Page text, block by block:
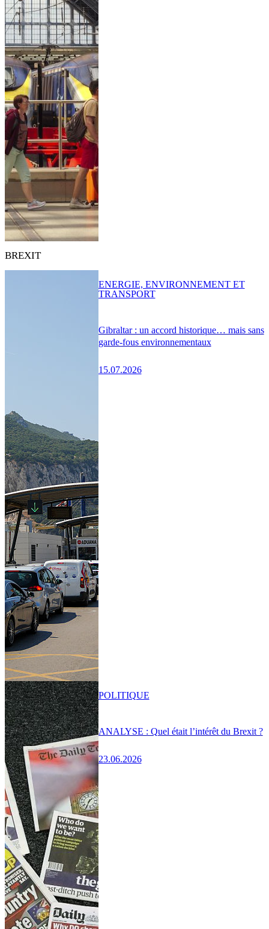
BREXIT
Gibraltar : un accord historique… mais sans
garde-fous environnementaux
15.07.2026
ENERGIE, ENVIRONNEMENT ET
TRANSPORT
ANALYSE : Quel était l’intérêt du Brexit ?
23.06.2026
POLITIQUE